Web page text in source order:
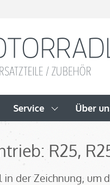
Service Über
R25,
der Zeichnung,